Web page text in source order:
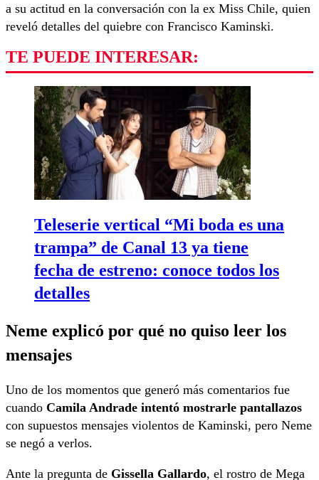
a su actitud en la conversación con la ex Miss Chile, quien
reveló detalles del quiebre con Francisco Kaminski.
TE PUEDE INTERESAR:
Teleserie vertical “Mi boda es una
trampa” de Canal 13 ya tiene
fecha de estreno: conoce todos los
detalles
Neme explicó por qué no quiso leer los
mensajes
Uno de los momentos que generó más comentarios fue
cuando Camila Andrade intentó mostrarle pantallazos
con supuestos mensajes violentos de Kaminski, pero Neme
se negó a verlos.
Ante la pregunta de Gissella Gallardo, el rostro de Mega